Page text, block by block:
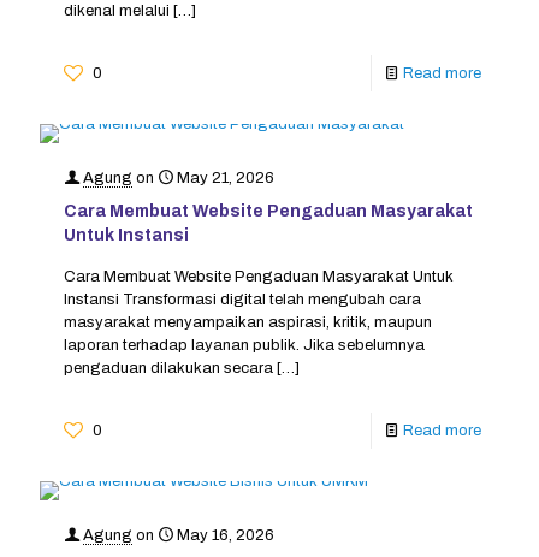
dikenal melalui […]
0 Read more
Agung on May 21, 2026
Cara Membuat Website Pengaduan Masyarakat
Untuk Instansi
Cara Membuat Website Pengaduan Masyarakat Untuk
Instansi Transformasi digital telah mengubah cara
masyarakat menyampaikan aspirasi, kritik, maupun
laporan terhadap layanan publik. Jika sebelumnya
pengaduan dilakukan secara […]
0 Read more
Agung on May 16, 2026